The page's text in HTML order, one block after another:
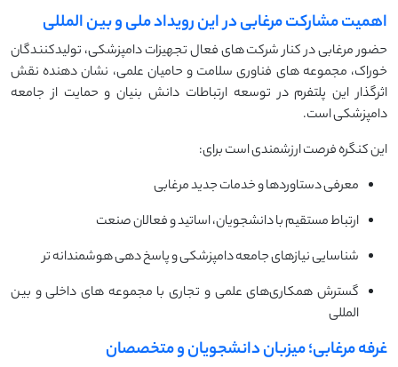
اهمیت مشارکت مرغابی در این رویداد ملی و بین ‌المللی
حضور مرغابی در کنار شرکت‌ های فعال تجهیزات دامپزشکی، تولیدکنندگان
خوراک، مجموعه ‌های فناوری سلامت و حامیان علمی، نشان‌ دهنده نقش
اثرگذار این پلتفرم در توسعه ارتباطات دانش ‌بنیان و حمایت از جامعه
دامپزشکی است.
این کنگره فرصت ارزشمندی است برای:
معرفی دستاوردها و خدمات جدید مرغابی
ارتباط مستقیم با دانشجویان، اساتید و فعالان صنعت
شناسایی نیازهای جامعه دامپزشکی و پاسخ ‌دهی هوشمندانه ‌تر
گسترش همکاری‌های علمی و تجاری با مجموعه ‌های داخلی و بین
‌المللی
غرفه مرغابی؛ میزبان دانشجویان و متخصصان